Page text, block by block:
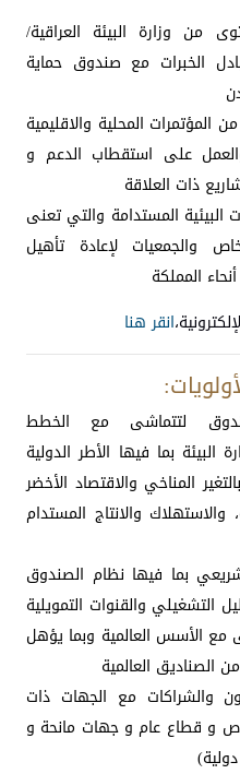
من وزارة البيئة العراقية/
الخبرات مع صندوق حماية
المحلية والاقليمية
على استقطاب الدعم و
ذات العلاقة
البيئية المستدامة والتي تعنى
والجمعيات لإعادة تأهيل
المملكة
انقر هنا
لتتماشى مع الخطط
البيئة بما فيها الأطر الدولية
المناخي والاقتصاد الأخضر
والانتاج المستدام
بما فيها نظام الصندوق
التشغيلي والقنوات التمويلية
مع الأسس العالمية وبما يؤهل
الصناديق العالمية
والشراكات مع الجهات ذات
و قطاع عام و جهات مانحة و